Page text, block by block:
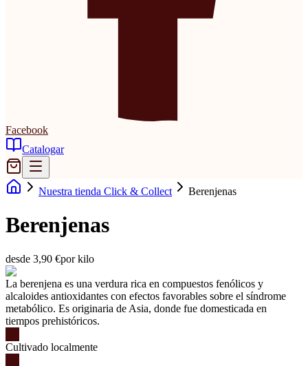
Facebook
Catalogar
Nuestra tienda Click & Collect Berenjenas
Berenjenas
desde 3,90 €por kilo
La berenjena es una verdura rica en compuestos fenólicos y
alcaloides antioxidantes con efectos favorables sobre el síndrome
metabólico. Es originaria de Asia, donde fue domesticada en
tiempos prehistóricos.
Cultivado localmente